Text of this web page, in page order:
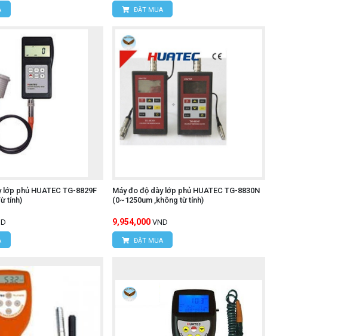
ĐẶT MUA
phủ HUATEC TG-8829F
tính)
Máy đo độ dày lớp phủ HUATEC TG-8830N
(0~1250um ,không từ tính)
9,954,000 VND
ĐẶT MUA